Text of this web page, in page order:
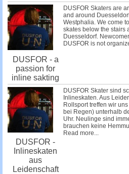
DUSFOR - a
passion for
inline sakting
DUSFOR Skaters are
and around
Westphalia. We come
skates below the stairs
Duesseldorf.
DUSFOR is not
DUSFOR -
Inlineskaten
aus
Leidenschaft
DUSFOR Skater sind
Inlineskaten. Aus
Rollsport treffen wir
bei Regen) unterhalb
Uhr. Neulinge sind
brauchen keine
Read more...